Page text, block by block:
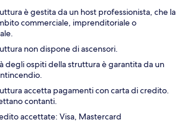
è gestita da un host professionista, che la
commerciale, imprenditoriale o
non dispone di ascensori.
degli ospiti della struttura è garantita da un
accetta pagamenti con carta di credito.
contanti.
accettate: Visa, Mastercard